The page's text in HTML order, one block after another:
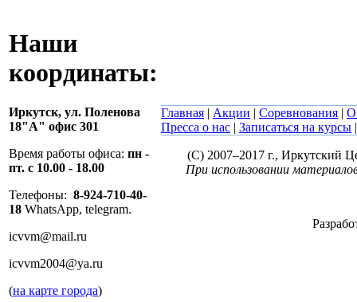
Наши
координаты:
Иркутск, ул. Поленова
18"А" офис 301
Время работы офиса: пн -
пт. с 10.00 - 18.00
Телефоны: 8-924-710-40-
18 WhatsApp, telegram.
icvvm@mail.ru
icvvm2004@ya.ru
(на карте города)
Главная | Акции | Соревнования | О
Пресса о нас | Записаться на курсы
(C) 2007–2017 г., Иркутский
При использовании